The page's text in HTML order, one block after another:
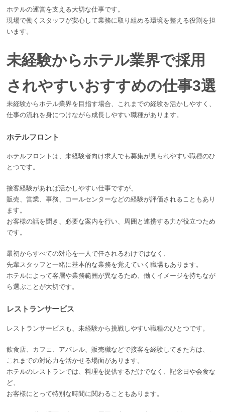
ホテルの運営を支える大切な仕事です。
現場で働くスタッフが安心して業務に取り組める環境を整える役割を担
います。
未経験からホテル業界で採用
されやすいおすすめの仕事3選
未経験からホテル業界を目指す場合、これまでの経験を活かしやすく、
仕事の流れを身につけながら成長しやすい職種があります。
ホテルフロント
ホテルフロントは、未経験者向け求人でも募集が見られやすい職種のひ
とつです。
接客経験があれば活かしやすい仕事ですが、
販売、営業、事務、コールセンターなどの経験が評価されることもあり
ます。
お客様の話を聞き、必要な案内を行い、周囲と連携する力が役立つため
です。
最初からすべての対応を一人で任されるわけではなく、
先輩スタッフと一緒に基本的な業務を覚えていく職場もあります。
ホテルによって客層や業務範囲が異なるため、働くイメージを持ちなが
ら選ぶことが大切です。
レストランサービス
レストランサービスも、未経験から挑戦しやすい職種のひとつです。
飲食店、カフェ、アパレル、販売職などで接客を経験してきた方は、
これまでの対応力を活かせる場面があります。
ホテルのレストランでは、料理を提供するだけでなく、記念日や会食な
ど、
お客様にとって特別な時間に関わることもあります。